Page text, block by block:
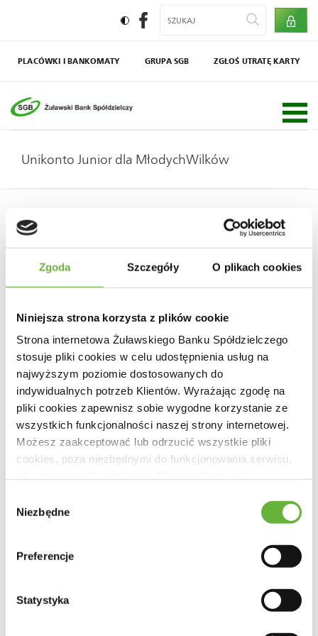
Zgoda Szczegóły O plikach cookies
Niniejsza strona korzysta z plików cookie
Strona internetowa Żuławskiego Banku Spółdzielczego
stosuje pliki cookies w celu udostępnienia usług na
najwyższym poziomie dostosowanych do
indywidualnych potrzeb Klientów. Wyrażając zgodę na
pliki cookies zapewnisz sobie wygodne korzystanie ze
wszystkich funkcjonalności naszej strony internetowej.
Możesz zaakceptować lub odrzucić wszystkie pliki
cookies, poza niezbędnymi do funkcjonowania serwisu,
sposobie przetwarzania danych znajdziesz w
Polityce
zgody
Niezbędne
Preferencje
Statystyka
PLACÓWKI I BANKOMATY GRUPA SGB ZGŁOŚ UTRATĘ KARTY
Unikonto Junior dla MłodychWilków
OtwórzUnikonto Junior (13-18 r.ż.) dla #MłodychWilków
żeby same mogły zadbać o swoje finanse.
młodzieżową kartę – funkcja zbliżeniowa, transakcje
BLIK – umożliwia płatności za zakupy w sklepach